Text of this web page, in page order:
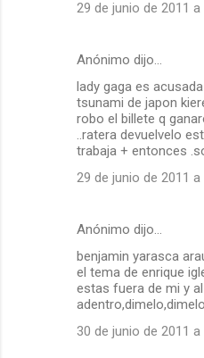
29 de junio de 2011 a
Anónimo dijo…
lady gaga es
tsunami de japon
robo el billete q
..ratera devuelvelo
trabaja + entonces
29 de junio de 2011 a
Anónimo dijo…
benjamin yarasca
el tema de enrique
estas fuera de mi y
30 de junio de 2011 a